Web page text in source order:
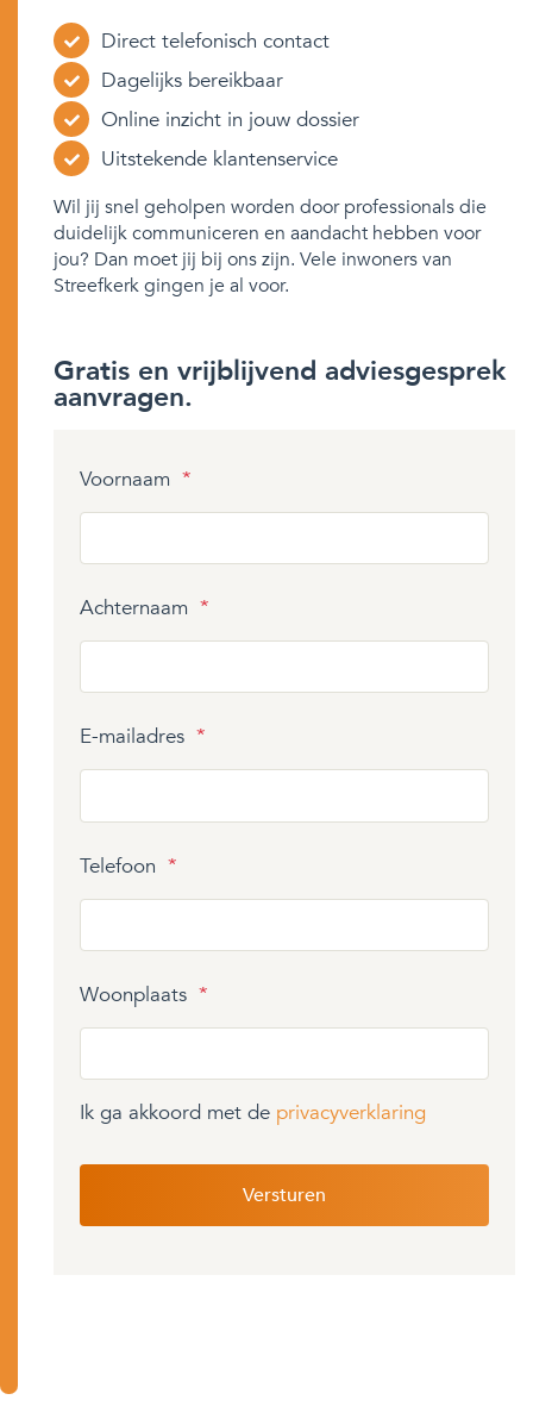
Direct telefonisch contact
Dagelijks bereikbaar
Online inzicht in jouw dossier
Uitstekende klantenservice
Wil jij snel geholpen worden door professionals die
duidelijk communiceren en aandacht hebben voor
jou? Dan moet jij bij ons zijn. Vele inwoners van
Streefkerk gingen je al voor.
Gratis en vrijblijvend adviesgesprek
aanvragen.
Voornaam *
Achternaam *
E-mailadres *
Telefoon *
Woonplaats *
Ik ga akkoord met de privacyverklaring